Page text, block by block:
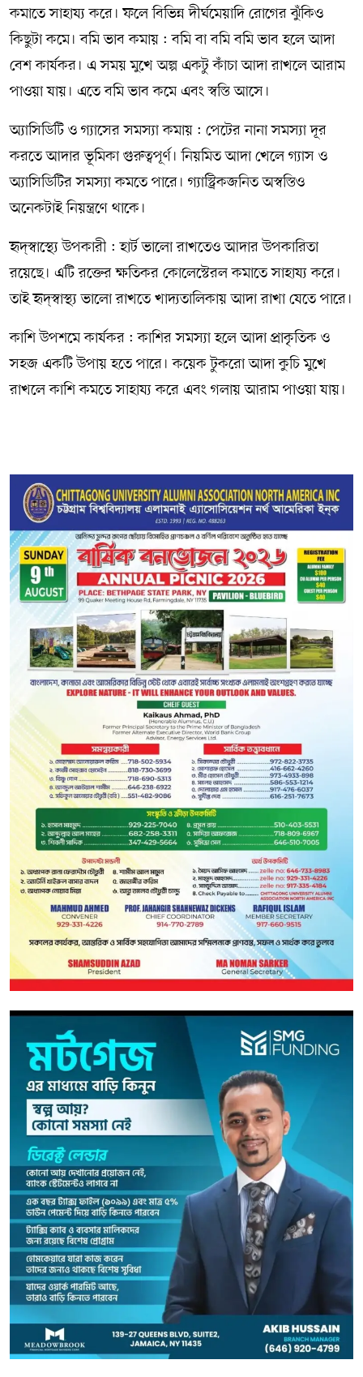
কমাতে সাহায্য করে। ফলে বিভিন্ন দীর্ঘমেয়াদি রোগের ঝুঁকিও
কিছুটা কমে। বমি ভাব কমায় : বমি বা বমি বমি ভাব হলে আদা
বেশ কার্যকর। এ সময় মুখে অল্প একটু কাঁচা আদা রাখলে আরাম
পাওয়া যায়। এতে বমি ভাব কমে এবং স্বস্তি আসে।
অ্যাসিডিটি ও গ্যাসের সমস্যা কমায় : পেটের নানা সমস্যা দূর
করতে আদার ভূমিকা গুরুত্বপূর্ণ। নিয়মিত আদা খেলে গ্যাস ও
অ্যাসিডিটির সমস্যা কমতে পারে। গ্যাস্ট্রিকজনিত অস্বস্তিও
অনেকটাই নিয়ন্ত্রণে থাকে।
হৃদ্‌স্বাস্থ্যে উপকারী : হার্ট ভালো রাখতেও আদার উপকারিতা
রয়েছে। এটি রক্তের ক্ষতিকর কোলেস্টেরল কমাতে সাহায্য করে।
তাই হৃদ্‌স্বাস্থ্য ভালো রাখতে খাদ্যতালিকায় আদা রাখা যেতে পারে।
কাশি উপশমে কার্যকর : কাশির সমস্যা হলে আদা প্রাকৃতিক ও
সহজ একটি উপায় হতে পারে। কয়েক টুকরো আদা কুচি মুখে
রাখলে কাশি কমতে সাহায্য করে এবং গলায় আরাম পাওয়া যায়।